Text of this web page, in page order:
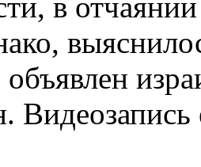
объявлен